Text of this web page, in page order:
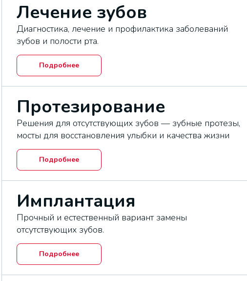
Лечение зубов
Диагностика, лечение и профилактика заболеваний
зубов и полости рта.
Подробнее
Протезирование
Решения для отсутствующих зубов — зубные протезы,
мосты для восстановления улыбки и качества жизни
Подробнее
Имплантация
Прочный и естественный вариант замены
отсутствующих зубов.
Подробнее